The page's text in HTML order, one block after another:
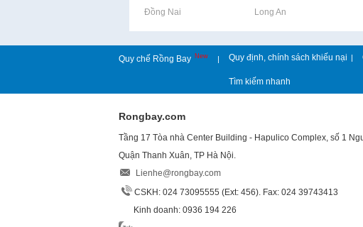
Rao vặt tại Đồng Nai Rao vặt tại Long An Rao vặt
Quy chế Rồng Bay New | Quy định, chính sách khiếu nại |
Tìm kiếm nhanh
Rongbay.com
Tầng 17 Tòa nhà Center Building - Hapulico Complex, số 1
Quận Thanh Xuân, TP Hà Nội.
Lienhe@rongbay.com
CSKH: 024 73095555 (Ext: 456). Fax: 024 39743413
Kinh doanh: 0936 194 226